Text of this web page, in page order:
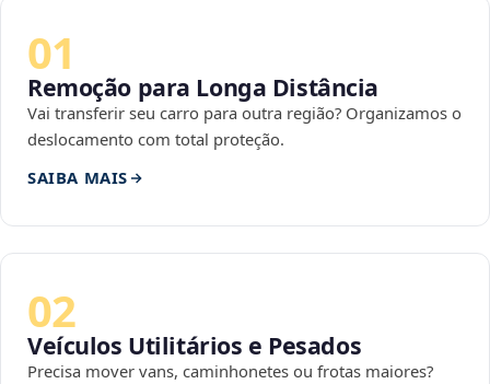
01
Remoção para Longa Distância
Vai transferir seu carro para outra região? Organizamos o
deslocamento com total proteção.
SAIBA MAIS
02
Veículos Utilitários e Pesados
Precisa mover vans, caminhonetes ou frotas maiores?